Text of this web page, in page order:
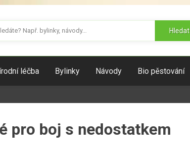
Hledat
léčba Bylinky Návody Bio pěstování
pro boj s nedostatkem